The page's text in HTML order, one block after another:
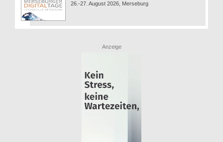
26.-27. August 2026, Merseburg
Anzeige